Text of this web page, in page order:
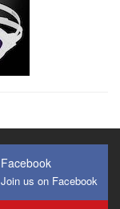
Facebook
Join us on Facebook